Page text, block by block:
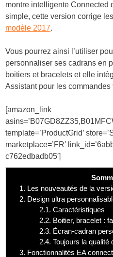
montre intelligente Connected
simple, cette version corrige
modèle 2017.
Vous pourrez ainsi l’utiliser
personnaliser ses cadrans en
boitiers et bracelets et elle
Assistant pour les commandes
[amazon_link
template=’ProductGrid’
marketplace=’FR’
c762edbadb05′]
1. Les nouveautés de la
2. Design ultra
2.1. Caractéristiques
2.2. Boitier, bracelet :
2.3. Écran-cadran
2.4. Toujours la qualité
3. Fonctionnalités EA